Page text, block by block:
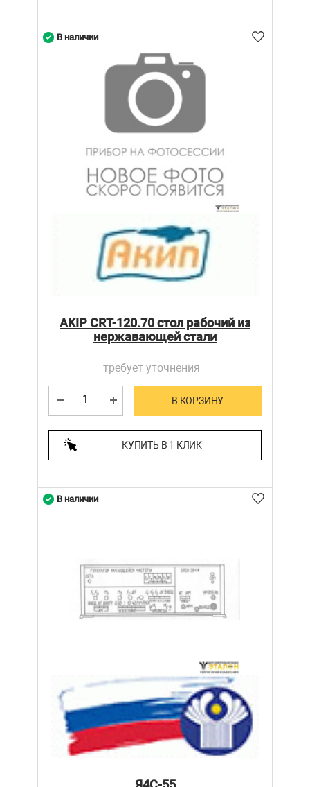
AKIP CRT-120.70 стол рабочий из
нержавающей стали
требует уточнения
В КОРЗИНУ
КУПИТЬ В 1 КЛИК
В наличии
В наличии